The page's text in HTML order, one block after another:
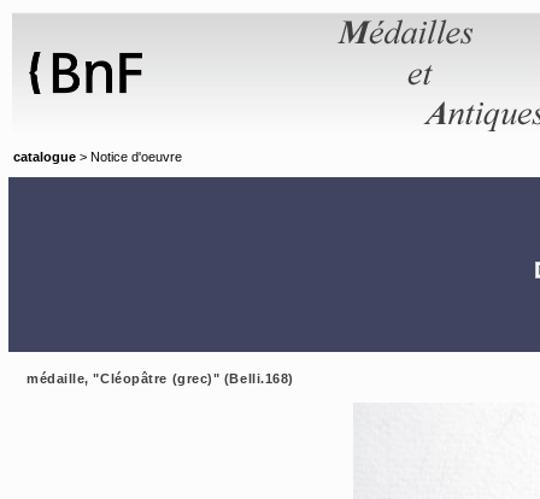
catalogue > Notice d'oeuvre
médaille, "Cléopâtre (grec)" (Belli.168)